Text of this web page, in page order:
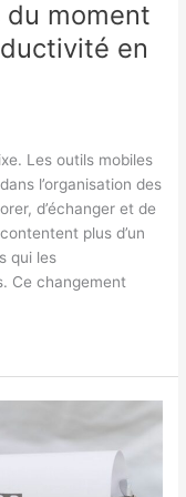
du moment
en
Les outils mobiles
l’organisation des
d’échanger et de
plus d’un
qui les
Ce changement